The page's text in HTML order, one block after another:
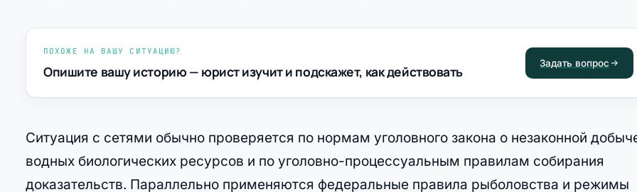
ПОХОЖЕ НА ВАШУ СИТУАЦИЮ?
Опишите вашу историю — юрист изучит и подскажет, как действовать
Задать вопрос
Ситуация с сетями обычно проверяется по нормам уголовного закона о незаконной
водных биологических ресурсов и по уголовно-процессуальным правилам собирания
доказательств. Параллельно применяются федеральные правила рыболовства и режимы